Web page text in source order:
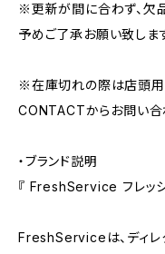
※更新が間に合わず、欠
予めご了承お願い致しま
※在庫切れの際は店頭用
CONTACTからお問い合
・ブランド説明
『 FreshService フレッ
FreshServiceは、ディ